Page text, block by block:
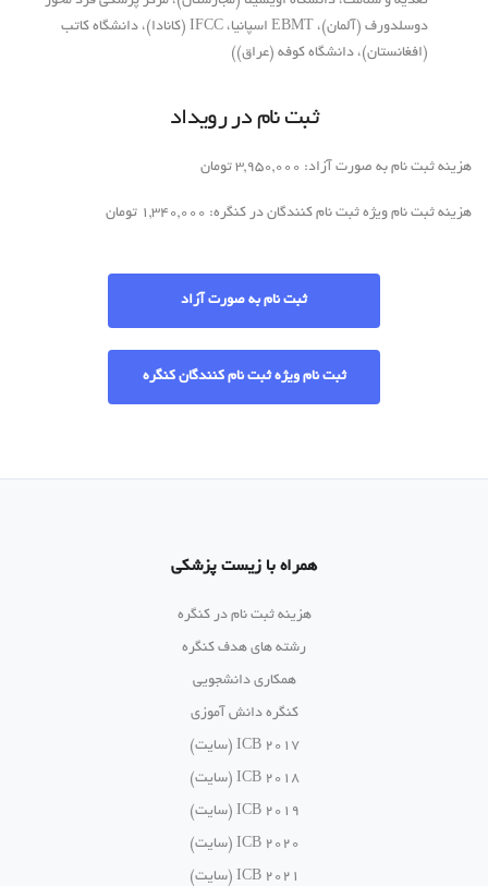
دوسلدورف (آلمان)، EBMT اسپانیا، IFCC (کانادا)، دانشگاه کاتب
(افغانستان)، دانشگاه کوفه (عراق))
ثبت نام در رویداد
هزینه ثبت نام به صورت آزاد: 3,950,000 تومان
هزینه ثبت نام ویژه ثبت نام کنندگان در کنگره: 1,340,000 تومان
ثبت نام به صورت آزاد
ثبت نام ویژه ثبت نام کنندگان کنگره
همراه با زیست پزشکی
هزینه ثبت نام در کنگره
رشته های هدف کنگره
همکاری دانشجویی
کنگره دانش آموزی
ICB 2017 (سایت)
ICB 2018 (سایت)
ICB 2019 (سایت)
ICB 2020 (سایت)
ICB 2021 (سایت)